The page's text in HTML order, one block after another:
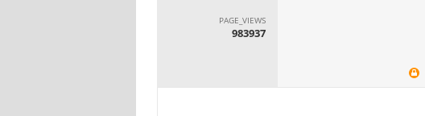
PAGE_VIEWS
983937